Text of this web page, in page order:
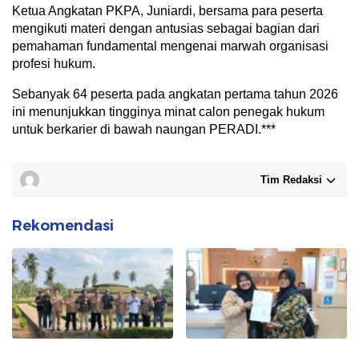
Ketua Angkatan PKPA, Juniardi, bersama para peserta
mengikuti materi dengan antusias sebagai bagian dari
pemahaman fundamental mengenai marwah organisasi
profesi hukum.
Sebanyak 64 peserta pada angkatan pertama tahun 2026
ini menunjukkan tingginya minat calon penegak hukum
untuk berkarier di bawah naungan PERADI.***
Tim Redaksi
Rekomendasi